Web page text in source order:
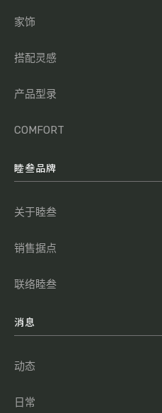
家饰
搭配灵感
产品型录
COMFORT
睦叁品牌
关于睦叁
销售据点
联络睦叁
消息
动态
日常